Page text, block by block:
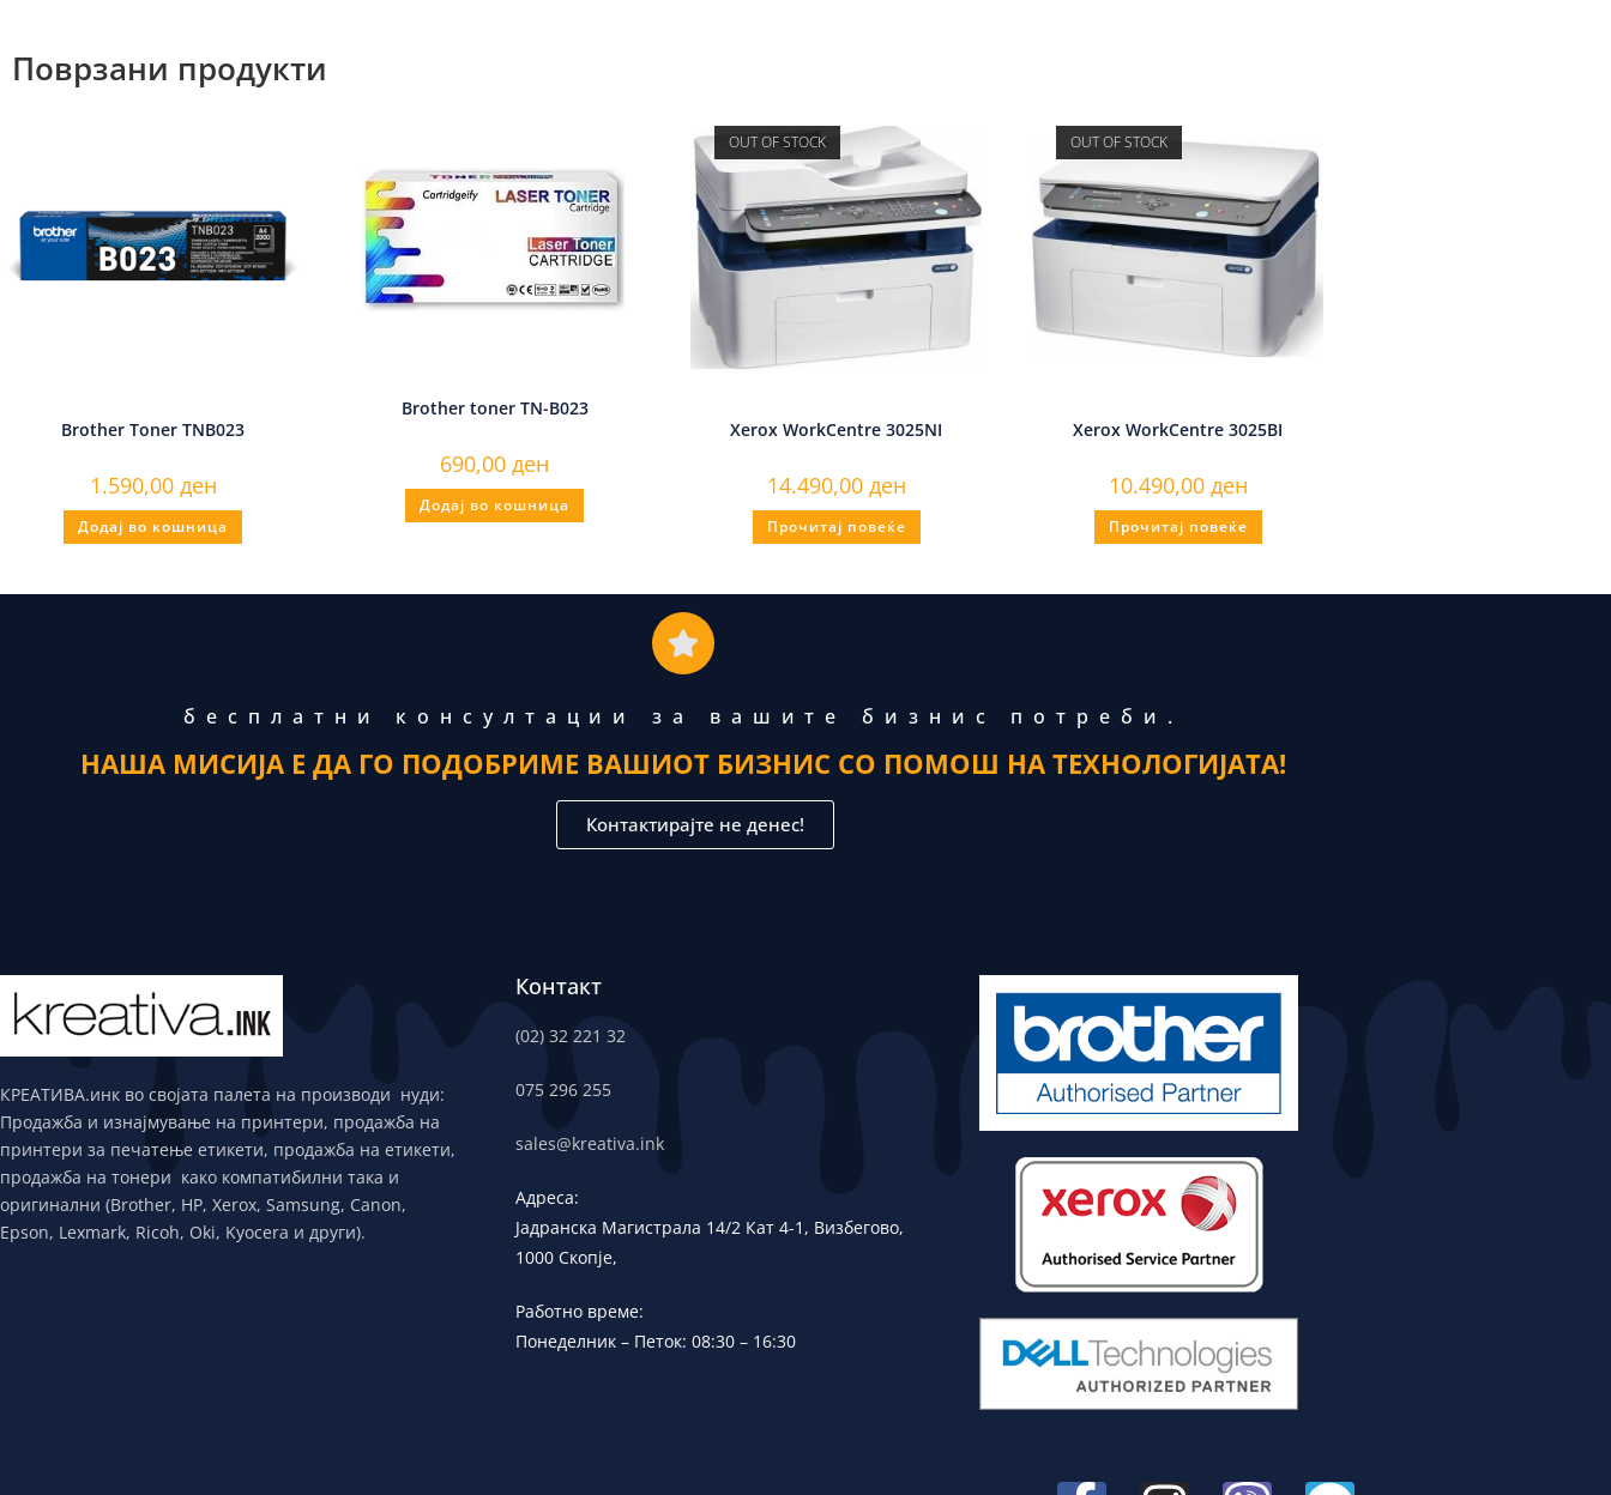
Поврзани продукти
Brother Toner TNB023
1.590,00 ден
Додај во кошница
Brother toner TN-B023
690,00 ден
Додај во кошница
OUT OF STOCK
Xerox WorkCentre 3025NI
14.490,00 ден
Прочитај повеќе
OUT OF STOCK
Xerox WorkCentre 3025BI
10.490,00 ден
Прочитај повеќе
бесплатни консултации за вашите бизнис потреби.
НАША МИСИЈА Е ДА ГО ПОДОБРИМЕ ВАШИОТ БИЗНИС СО ПОМОШ НА ТЕХНОЛОГИЈАТА!
Контактирајте не денес!
КРЕАТИВА.инк во својата палета на производи нуди:
Продажба и изнајмување на принтери, продажба на
принтери за печатење етикети, продажба на етикети,
продажба на тонери како компатибилни така и
оригинални (Brother, HP, Xerox, Samsung, Canon,
Epson, Lexmark, Ricoh, Oki, Kyocera и други).
Контакт
(02) 32 221 32
075 296 255
sales@kreativa.ink
Адреса:
Јадранска Магистрала 14/2 Кат 4-1, Визбегово,
1000 Скопје,
Работно време:
Понеделник – Петок: 08:30 – 16:30